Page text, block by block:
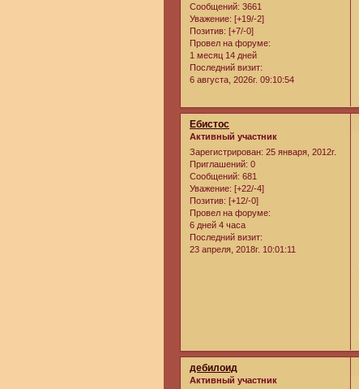
Сообщений: 3661
Уважение: [+19/-2]
Позитив: [+7/-0]
Провел на форуме:
1 месяц 14 дней
Последний визит:
6 августа, 2026г. 09:10:54
Ебистос
Активный участник
Зарегистрирован: 25 января, 2012г.
Приглашений: 0
Сообщений: 681
Уважение: [+22/-4]
Позитив: [+12/-0]
Провел на форуме:
6 дней 4 часа
Последний визит:
23 апреля, 2018г. 10:01:11
дебилоид
Активный участник